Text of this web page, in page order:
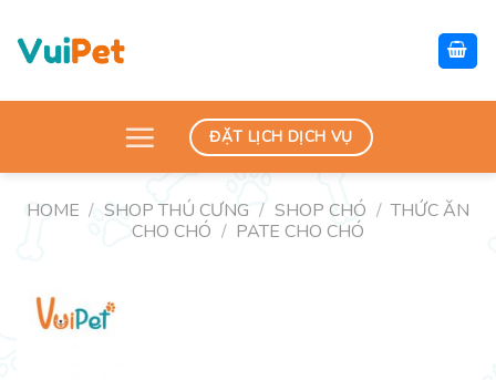
content
ĐẶT LỊCH DỊCH VỤ
HOME / SHOP THÚ CƯNG / SHOP CHÓ / THỨC ĂN
CHO CHÓ / PATE CHO CHÓ